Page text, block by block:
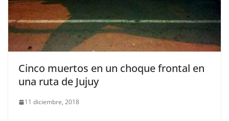
Cinco muertos en un choque frontal en
una ruta de Jujuy
11 diciembre, 2018